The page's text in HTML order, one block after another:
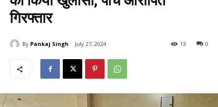
गिरफ्तार
By Pankaj Singh July 27, 2024 0
13